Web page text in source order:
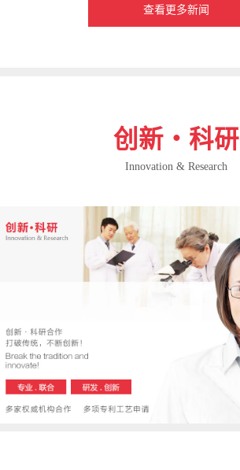
查看更多新闻
创新・科研
Innovation & Research